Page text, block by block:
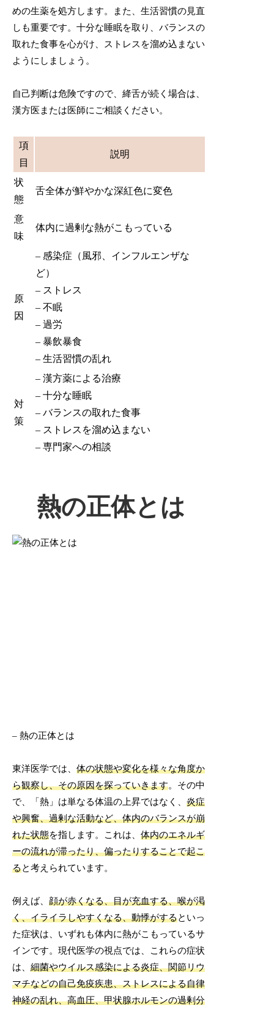
めの生薬を処方します。また、生活習慣の見直
しも重要です。十分な睡眠を取り、バランスの
取れた食事を心がけ、ストレスを溜め込まない
ようにしましょう。
自己判断は危険ですので、絳舌が続く場合は、
漢方医または医師にご相談ください。
項
目
説明
状
態
舌全体が鮮やかな深紅色に変色
意
味
体内に過剰な熱がこもっている
原
因
– 感染症（風邪、インフルエンザな
ど）
– ストレス
– 不眠
– 過労
– 暴飲暴食
– 生活習慣の乱れ
対
策
– 漢方薬による治療
– 十分な睡眠
– バランスの取れた食事
– ストレスを溜め込まない
– 専門家への相談
熱の正体とは
– 熱の正体とは
東洋医学では、体の状態や変化を様々な角度か
ら観察し、その原因を探っていきます。その中
で、「熱」は単なる体温の上昇ではなく、炎症
や興奮、過剰な活動など、体内のバランスが崩
れた状態を指します。これは、体内のエネルギ
ーの流れが滞ったり、偏ったりすることで起こ
ると考えられています。
例えば、顔が赤くなる、目が充血する、喉が渇
く、イライラしやすくなる、動悸がするといっ
た症状は、いずれも体内に熱がこもっているサ
インです。現代医学の視点では、これらの症状
は、細菌やウイルス感染による炎症、関節リウ
マチなどの自己免疫疾患、ストレスによる自律
神経の乱れ、高血圧、甲状腺ホルモンの過剰分